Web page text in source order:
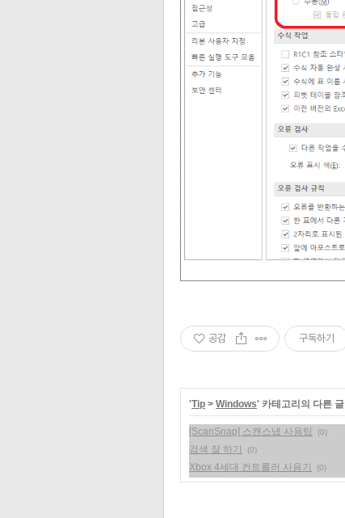
공감 구독하기
'Tip > Windows' 카테고리의 다른 글
[ScanSnap] 스캔스냅 사용팁 (0)
검색 잘 하기 (0)
Xbox 4세대 컨트롤러 사용기 (0)